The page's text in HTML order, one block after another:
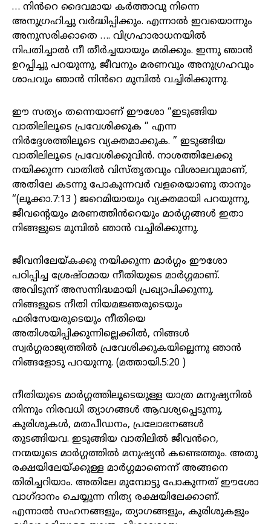
… നിൻറെ ദൈവമായ കർത്താവു നിന്നെ
അനുഗ്രഹിച്ചു വർദ്ധിപ്പിക്കും. എന്നാൽ ഇവയൊന്നും
അനുസരിക്കാതെ …. വിഗ്രഹാരാധനയിൽ
നിപതിച്ചാൽ നീ തീർച്ചയായും മരിക്കും. ഇന്നു ഞാൻ
ഉറപ്പിച്ചു പറയുന്നു, ജീവനും മരണവും അനുഗ്രഹവും
ശാപവും ഞാൻ നിൻറെ മുമ്പിൽ വച്ചിരിക്കുന്നു.
ഈ സത്യം തന്നെയാണ് ഈശോ “ഇടുങ്ങിയ
വാതിലിലൂടെ പ്രവേശിക്കുക ” എന്ന
നിർദ്ദേശത്തിലൂടെ വ്യക്തമാക്കുക. ” ഇടുങ്ങിയ
വാതിലിലൂടെ പ്രവേശിക്കുവിൻ. നാശത്തിലേക്കു
നയിക്കുന്ന വാതിൽ വിസ്തൃതവും വിശാലവുമാണ്,
അതിലേ കടന്നു പോകുന്നവർ വളരെയാണു താനും
“(ലൂക്കാ.7:13 ) ജറെമിയായും വ്യക്തമായി പറയുന്നു,
ജീവൻ്റെയും മരണത്തിൻറെയും മാർഗ്ഗങ്ങൾ ഇതാ
നിങ്ങളുടെ മുമ്പിൽ ഞാൻ വച്ചിരിക്കുന്നു.
ജീവനിലേയ്കക്കു നയിക്കുന്ന മാർഗ്ഗം ഈശോ
പഠിപ്പിച്ച ശ്രേഷ്‌ഠമായ നീതിയുടെ മാർഗ്ഗമാണ്.
അവിടുന്ന് അസന്നിദ്ധമായി പ്രഖ്യാപിക്കുന്നു.
നിങ്ങളുടെ നീതി നിയമജ്ഞരുടെയും
ഫരിസേയരുടെയും നീതിയെ
അതിശയിപ്പിക്കുന്നില്ലെക്കിൽ, നിങ്ങൾ
സ്വർഗ്ഗരാജ്യത്തിൽ പ്രവേശിക്കുകയില്ലെന്നു ഞാൻ
നിങ്ങളോടു പറയുന്നു. (മത്തായി.5:20 )
നീതിയുടെ മാർഗ്ഗത്തിലൂടെയുള്ള യാത്ര മനുഷ്യനിൽ
നിന്നും നിരവധി ത്യാഗങ്ങൾ ആവശ്യപ്പെടുന്നു.
കുരിശുകൾ, മതപീഡനം, പ്രലോഭനങ്ങൾ
തുടങ്ങിയവ. ഇടുങ്ങിയ വാതിലിൽ ജീവൻറെ,
നന്മയുടെ മാർഗ്ഗത്തിൽ മനുഷ്യൻ കണ്ടെത്തും. അതു
രക്ഷയിലേയ്ക്കുള്ള മാർഗ്ഗമാണെന്ന് അങ്ങനെ
തിരിച്ചറിയാം. അതിലേ മുമ്പോട്ടു പോകുന്നത് ഈശോ
വാഗ്ദാനം ചെയ്യുന്ന നിത്യ രക്ഷയിലേക്കാണ്.
എന്നാൽ സഹനങ്ങളും, ത്യാഗങ്ങളും, കുരിശുകളും